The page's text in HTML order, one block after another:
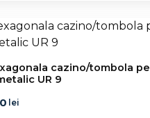
cazino/tombola pe
UR 9
lei